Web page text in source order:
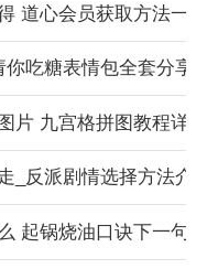
道心会员获取方法一览
吃糖表情包全套分享
片 九宫格拼图教程详解
_反派剧情选择方法介
起锅烧油口诀下一句